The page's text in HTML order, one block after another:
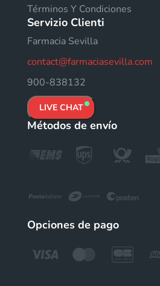
Términos Y Condiciones
Servizio Clienti
Farmacia Sevilla
contact@farmaciasevilla.com
900-838132
LIVE CHAT
Métodos de envío
Opciones de pago